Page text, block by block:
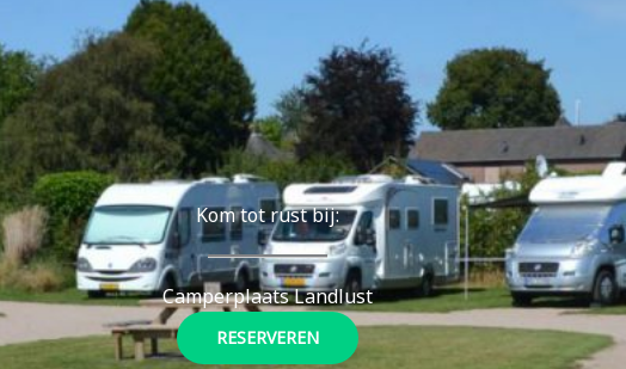
Kom tot rust bij:
Camperplaats Landlust
RESERVEREN